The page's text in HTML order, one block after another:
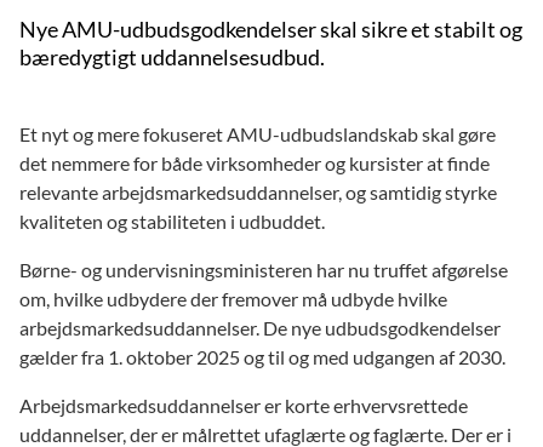
Nye AMU-udbudsgodkendelser skal sikre et stabilt og
bæredygtigt uddannelsesudbud.
Et nyt og mere fokuseret AMU-udbudslandskab skal gøre
det nemmere for både virksomheder og kursister at finde
relevante arbejdsmarkedsuddannelser, og samtidig styrke
kvaliteten og stabiliteten i udbuddet.
Børne- og undervisningsministeren har nu truffet afgørelse
om, hvilke udbydere der fremover må udbyde hvilke
arbejdsmarkedsuddannelser. De nye udbudsgodkendelser
gælder fra 1. oktober 2025 og til og med udgangen af 2030.
Arbejdsmarkedsuddannelser er korte erhvervsrettede
uddannelser, der er målrettet ufaglærte og faglærte. Der er i